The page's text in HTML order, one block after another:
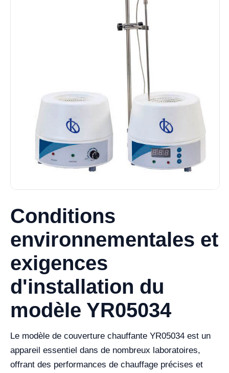
Conditions
environnementales et
exigences
d'installation du
modèle YR05034
Le modèle de couverture chauffante YR05034 est un
appareil essentiel dans de nombreux laboratoires,
offrant des performances de chauffage précises et